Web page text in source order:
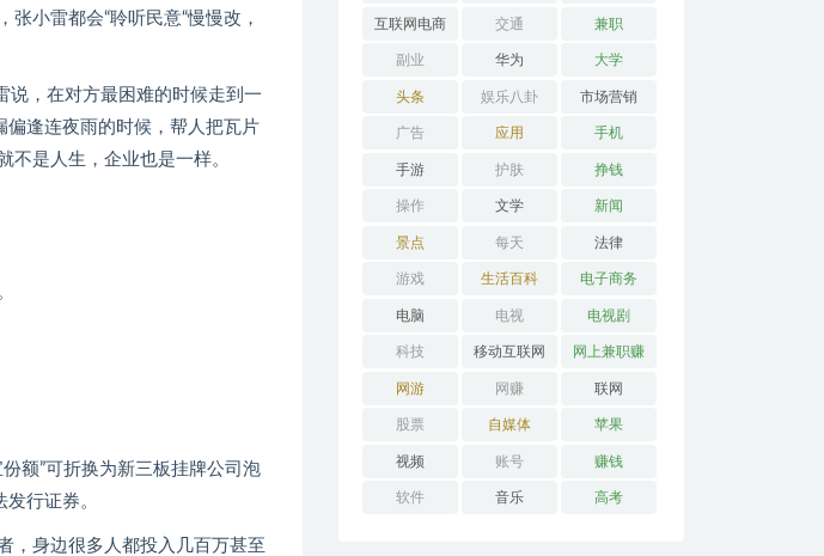
小雷都会“聆听民意“慢慢改，
说，在对方最困难的时候走到一
偏逢连夜雨的时候，帮人把瓦片
是人生，企业也是一样。
额”可折换为新三板挂牌公司泡
行证券。
，身边很多人都投入几百万甚至
互联网电商 交通 兼职
副业 华为 大学
头条 娱乐八卦 市场营销
广告 应用 手机
手游 护肤 挣钱
操作 文学 新闻
景点 每天 法律
游戏 生活百科 电子商务
电脑 电视 电视剧
科技 移动互联网 网上兼职赚
钱
网游 网赚 联网
股票 自媒体 苹果
视频 账号 赚钱
软件 音乐 高考